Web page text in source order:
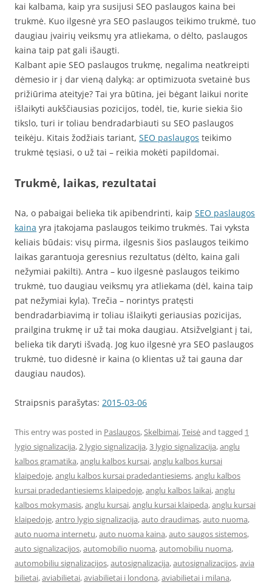
kai kalbama, kaip yra susijusi SEO paslaugos kaina bei
trukmė. Kuo ilgesnė yra SEO paslaugos teikimo trukmė, tuo
daugiau įvairių veiksmų yra atliekama, o dėlto, paslaugos
kaina taip pat gali išaugti.
Kalbant apie SEO paslaugos trukmę, negalima neatkreipti
dėmesio ir į dar vieną dalyką: ar optimizuota svetainė bus
prižiūrima ateityje? Tai yra būtina, jei bėgant laikui norite
išlaikyti aukščiausias pozicijos, todėl, tie, kurie siekia šio
tikslo, turi ir toliau bendradarbiauti su SEO paslaugos
teikėju. Kitais žodžiais tariant, SEO paslaugos teikimo
trukmė tęsiasi, o už tai – reikia mokėti papildomai.
Trukmė, laikas, rezultatai
Na, o pabaigai belieka tik apibendrinti, kaip SEO paslaugos
kaina yra įtakojama paslaugos teikimo trukmės. Tai vyksta
keliais būdais: visų pirma, ilgesnis šios paslaugos teikimo
laikas garantuoja geresnius rezultatus (dėlto, kaina gali
nežymiai pakilti). Antra – kuo ilgesnė paslaugos teikimo
trukmė, tuo daugiau veiksmų yra atliekama (dėl, kaina taip
pat nežymiai kyla). Trečia – norintys pratęsti
bendradarbiavimą ir toliau išlaikyti geriausias pozicijas,
prailgina trukmę ir už tai moka daugiau. Atsižvelgiant į tai,
belieka tik daryti išvadą. Jog kuo ilgesnė yra SEO paslaugos
trukmė, tuo didesnė ir kaina (o klientas už tai gauna dar
daugiau naudos).
Straipsnis parašytas: 2015-03-06
This entry was posted in Paslaugos,Skelbimai,Teisėand tagged 1
lygio signalizacija,2 lygio signalizacija,3 lygio signalizacija,anglu
kalbos gramatika,anglu kalbos kursai,anglu kalbos kursai
klaipedoje,anglu kalbos kursai pradedantiesiems,anglu kalbos
kursai pradedantiesiems klaipedoje,anglu kalbos laikai,anglu
kalbos mokymasis,anglu kursai,anglu kursai klaipeda,anglu kursai
klaipedoje,antro lygio signalizacija,auto draudimas,auto nuoma,
auto nuoma internetu,auto nuoma kaina,auto saugos sistemos,
auto signalizacijos,automobilio nuoma,automobiliu nuoma,
automobiliu signalizacijos,autosignalizacija,autosignalizacijos,avia
bilietai,aviabilietai,aviabilietai i londona,aviabilietai i milana,